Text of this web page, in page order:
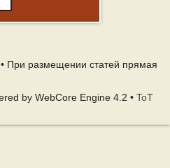
При размещении статей прямая
by WebCore Engine 4.2 • ToT